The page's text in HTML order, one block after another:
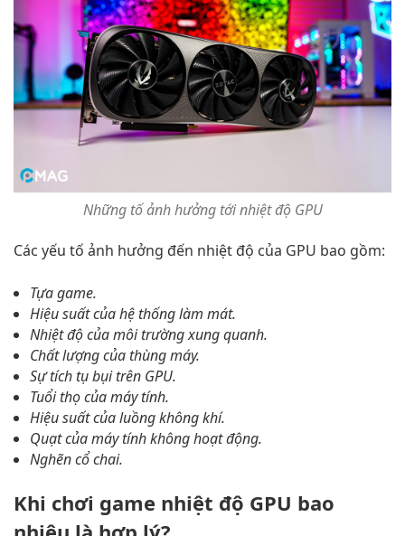
Những tố ảnh hưởng tới nhiệt độ GPU
Các yếu tố ảnh hưởng đến nhiệt độ của GPU bao gồm:
Tựa game.
Hiệu suất của hệ thống làm mát.
Nhiệt độ của môi trường xung quanh.
Chất lượng của thùng máy.
Sự tích tụ bụi trên GPU.
Tuổi thọ của máy tính.
Hiệu suất của luồng không khí.
Quạt của máy tính không hoạt động.
Nghẽn cổ chai.
Khi chơi game nhiệt độ GPU bao